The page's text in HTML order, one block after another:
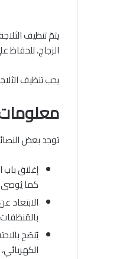
يتمّ تنظيف
الزجاج،
يجب تنظيف
توجد بعض
كما يُوصى أيضاً
الابتعاد
يُنصَح